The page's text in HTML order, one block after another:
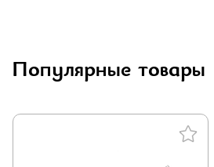
Популярные товары